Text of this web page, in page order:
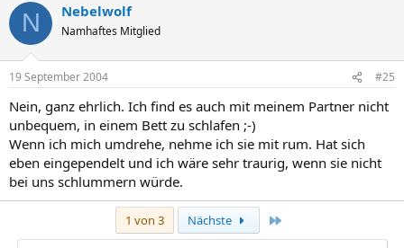
N Nebelwolf
Namhaftes Mitglied
19 September 2004 #25
Nein, ganz ehrlich. Ich find es auch mit meinem Partner nicht
unbequem, in einem Bett zu schlafen ;-)
Wenn ich mich umdrehe, nehme ich sie mit rum. Hat sich
eben eingependelt und ich wäre sehr traurig, wenn sie nicht
bei uns schlummern würde.
1 von 3 Nächste